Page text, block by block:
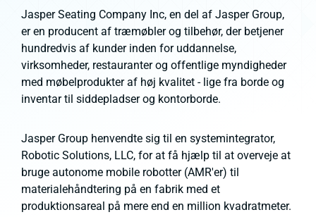
Jasper Seating Company Inc, en del af Jasper Group,
eren producent af træmøbler og tilbehør, der betjener
hundredvis af kunder inden for uddannelse,
virksomheder, restauranter og offentlige myndigheder
med møbelprodukter af høj kvalitet - lige fra borde og
inventar til siddepladser og kontorborde.
Jasper Group henvendte sig til en systemintegrator,
Robotic Solutions, LLC, for at få hjælp til at overveje at
bruge autonome mobile robotter (AMR'er) til
materialehåndtering på en fabrik med et
produktionsareal på mere end en million kvadratmeter.